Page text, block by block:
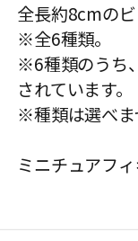
全長約8cmの
※全6種類。
※6種類のうち
されています。
※種類は選べま
ミニチュアフ